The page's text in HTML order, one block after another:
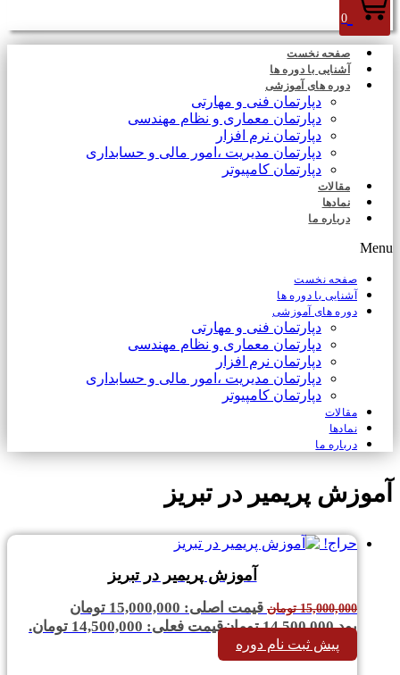
0
صفحه نخست
آشنایی با دوره ها
دوره های آموزشی
دپارتمان فنی و مهارتی
دپارتمان معماری و نظام مهندسی
دپارتمان نرم افزار
دپارتمان مدیریت ،امور مالی و حسابداری
دپارتمان کامپیوتر
مقالات
نمادها
درباره ما
Menu
صفحه نخست
آشنایی با دوره ها
دوره های آموزشی
دپارتمان فنی و مهارتی
دپارتمان معماری و نظام مهندسی
دپارتمان نرم افزار
دپارتمان مدیریت ،امور مالی و حسابداری
دپارتمان کامپیوتر
مقالات
نمادها
درباره ما
آموزش پریمیر در تبریز
حراج!
آموزش پریمیر در تبریز
15,000,000 تومان
قیمت اصلی: 15,000,000 تومان
بود.14,500,000 تومانقیمت فعلی: 14,500,000 تومان.
پیش ثبت نام دوره